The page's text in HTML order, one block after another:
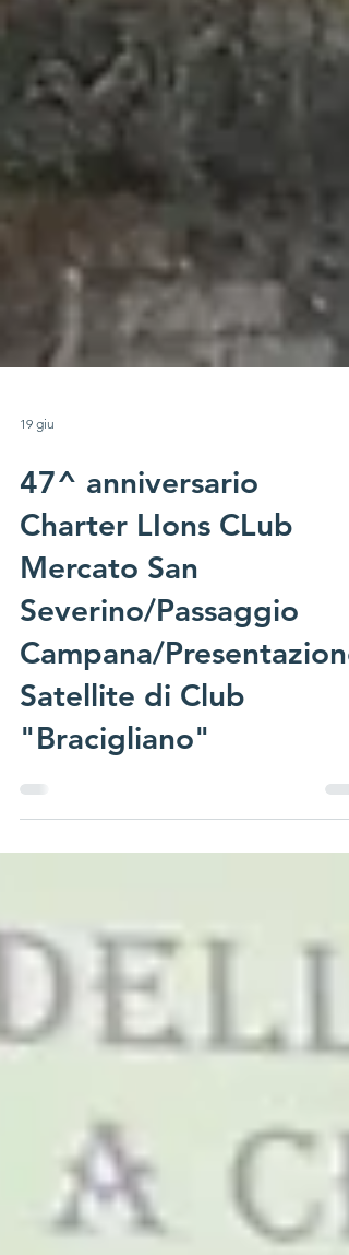
19 giu
47^ anniversario
Charter LIons CLub
Mercato San
Severino/Passaggio
Campana/Presentazione
Satellite di Club
"Bracigliano"